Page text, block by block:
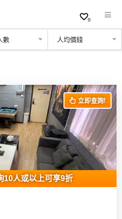
0
數 人均價錢
立即查詢!
10人或以上可享9折